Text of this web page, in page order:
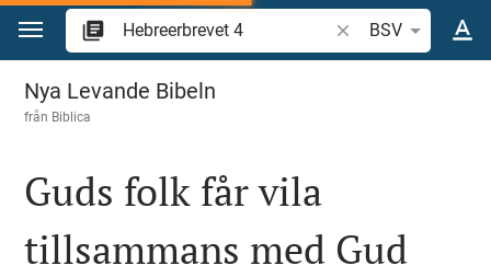
Hoppa till innehåll
Sök bibelvers eller
BSV
Hebreerbrevet 4
Nya Levande Bibeln
från Biblica
Guds folk får vila
tillsammans med Gud